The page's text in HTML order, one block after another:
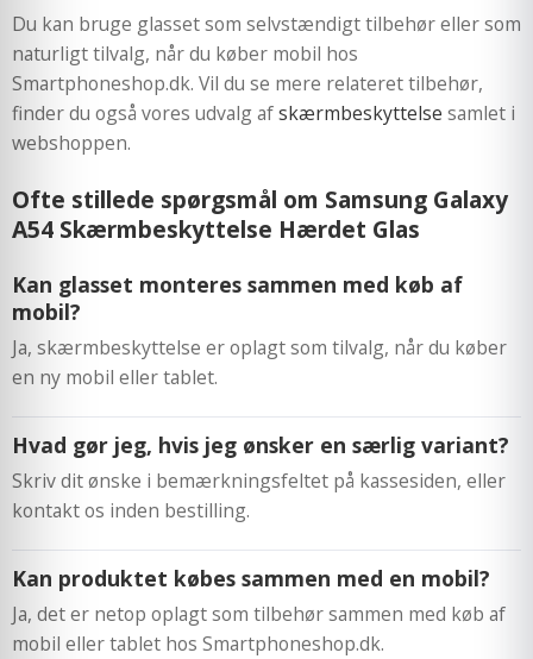
Du kan bruge glasset som selvstændigt tilbehør eller som
naturligt tilvalg, når du køber mobil hos
Smartphoneshop.dk. Vil du se mere relateret tilbehør,
finder du også vores udvalg afskærmbeskyttelse samlet i
webshoppen.
Ofte stillede spørgsmål om Samsung Galaxy
A54 Skærmbeskyttelse Hærdet Glas
Kan glasset monteres sammen med køb af
mobil?
Ja, skærmbeskyttelse er oplagt som tilvalg, når du køber
en ny mobil eller tablet.
Hvad gør jeg, hvis jeg ønsker en særlig variant?
Skriv dit ønske i bemærkningsfeltet på kassesiden, eller
kontakt os inden bestilling.
Kan produktet købes sammen med en mobil?
Ja, det er netop oplagt som tilbehør sammen med køb af
mobil eller tablet hos Smartphoneshop.dk.